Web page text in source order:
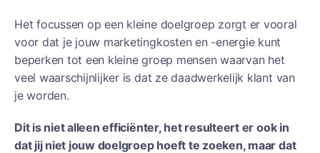
Het focussen op een kleine doelgroep zorgt er vooral
voor dat je jouw marketingkosten en -energie kunt
beperken tot een kleine groep mensen waarvan het
veel waarschijnlijker is dat ze daadwerkelijk klant van
je worden.
Dit is niet alleen efficiënter, het resulteert er ook in
dat jij niet jouw doelgroep hoeft te zoeken, maar dat